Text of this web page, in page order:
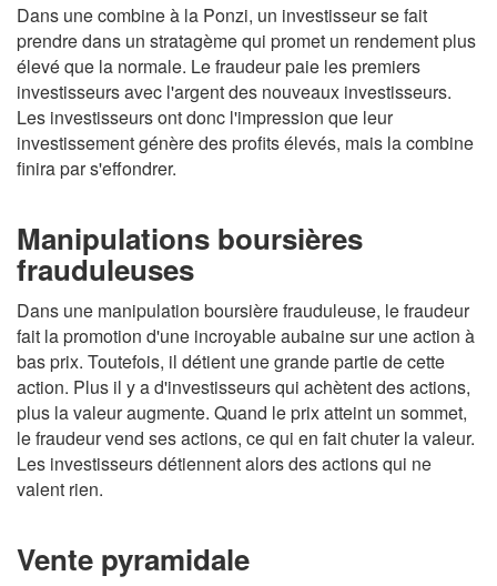
Dans une combine à la Ponzi, un investisseur se fait
prendre dans un stratagème qui promet un rendement plus
élevé que la normale. Le fraudeur paie les premiers
investisseurs avec l'argent des nouveaux investisseurs.
Les investisseurs ont donc l'impression que leur
investissement génère des profits élevés, mais la combine
finira par s'effondrer.
Manipulations boursières
frauduleuses
Dans une manipulation boursière frauduleuse, le fraudeur
fait la promotion d'une incroyable aubaine sur une action à
bas prix. Toutefois, il détient une grande partie de cette
action. Plus il y a d'investisseurs qui achètent des actions,
plus la valeur augmente. Quand le prix atteint un sommet,
le fraudeur vend ses actions, ce qui en fait chuter la valeur.
Les investisseurs détiennent alors des actions qui ne
valent rien.
Vente pyramidale